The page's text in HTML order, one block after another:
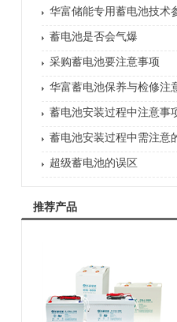
华富储能专用蓄电池技术
蓄电池是否会气爆
采购蓄电池要注意事项
华富蓄电池保养与检修注
蓄电池安装过程中注意事
蓄电池安装过程中需注意
超级蓄电池的误区
推荐产品